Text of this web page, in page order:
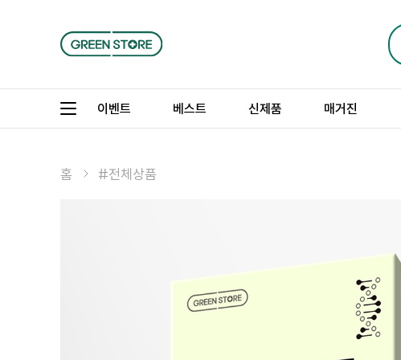
이벤트 베스트 신제품 매거진
홈 #전체상품